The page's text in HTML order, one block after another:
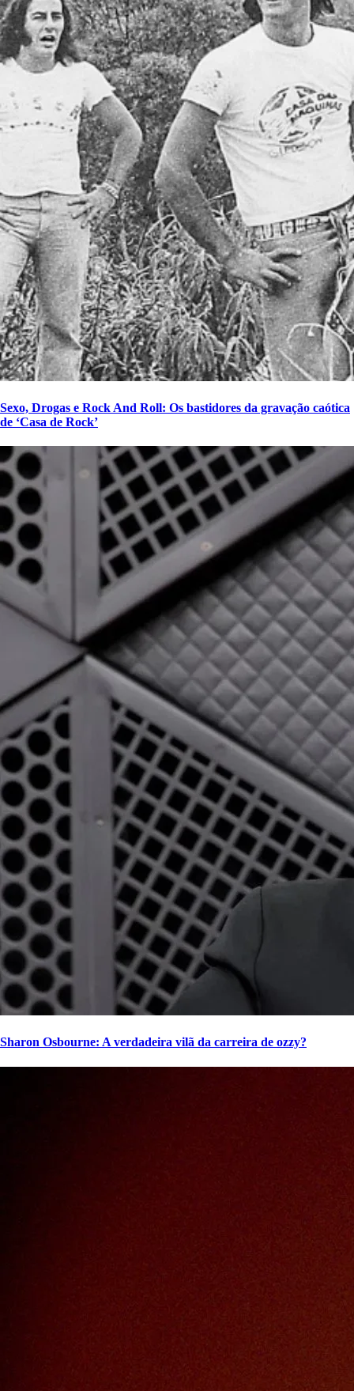
Sexo, Drogas e Rock And Roll: Os bastidores da gravação caótica
de ‘Casa de Rock’
Sharon Osbourne: A verdadeira vilã da carreira de ozzy?